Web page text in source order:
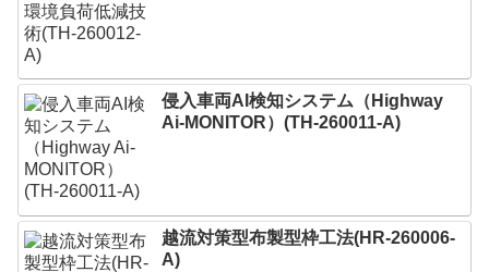
侵入車両AI検知システム（Highway
Ai-MONITOR）(TH-260011-A)
越流対策型布製型枠工法(HR-260006-
A)